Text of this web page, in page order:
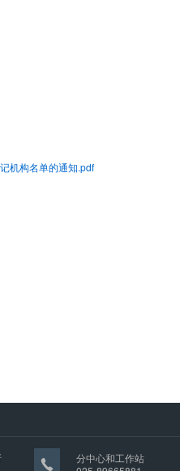
机构名单的通知.pdf
分中心和工作站